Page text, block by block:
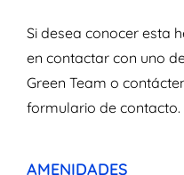
Si desea conocer esta
en contactar con uno
Green Team o
formulario de contacto.
AMENIDADES